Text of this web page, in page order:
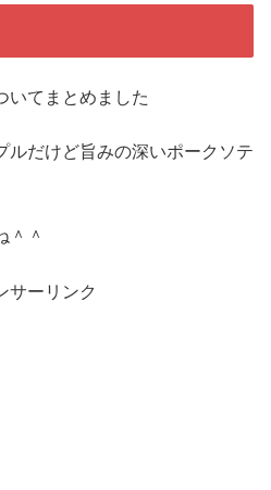
いてまとめました
ルだけど旨みの深いポークソテ
＾＾
サーリンク